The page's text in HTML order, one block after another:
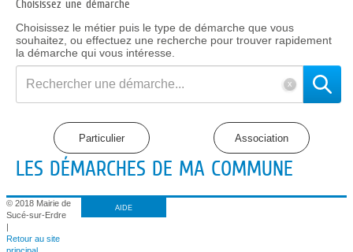
Choisissez une démarche
Choisissez le métier puis le type de démarche que vous
souhaitez, ou effectuez une recherche pour trouver rapidement
la démarche qui vous intéresse.
Rechercher
une
LES DÉMARCHES DE MA COMMUNE
© 2018 Mairie de
Sucé-sur-Erdre
Retour au site
AIDE